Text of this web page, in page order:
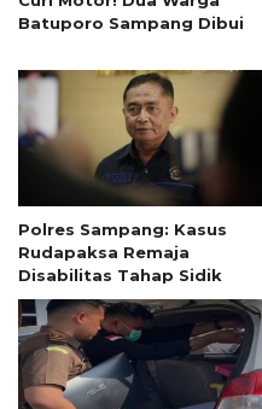
Batuporo Sampang Dibui
Polres Sampang: Kasus
Rudapaksa Remaja
Disabilitas Tahap Sidik